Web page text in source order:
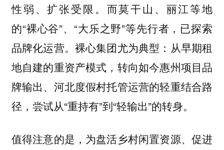
性弱、扩张受限。而莫干山、丽江等地
的“裸心谷”、“大乐之野”等先行者，已探索
品牌化运营。裸心集团尤为典型：从早期租
地自建的重资产模式，转向如今惠州项目品
牌输出、河北度假村托管运营的轻重结合路
径，尝试从“重持有”到“轻输出”的转身。
值得注意的是，为盘活乡村闲置资源、促进